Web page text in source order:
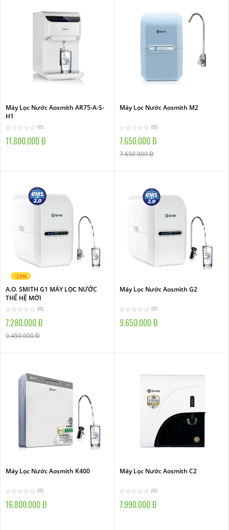
Máy Lọc Nước Aosmith AR75-A-S-
H1
(0)
11.800.000 Đ
Máy Lọc Nước Aosmith M2
(0)
7.650.000 Đ
7.650.000 Đ
-23%
A.O. SMITH G1 MÁY LỌC NƯỚC
THẾ HỆ MỚI
(0)
7.280.000 Đ
9.450.000 Đ
Máy Lọc Nước Aosmith G2
(0)
9.650.000 Đ
Máy Lọc Nước Aosmith K400
(0)
16.800.000 Đ
Máy Lọc Nước Aosmith C2
(0)
7.990.000 Đ